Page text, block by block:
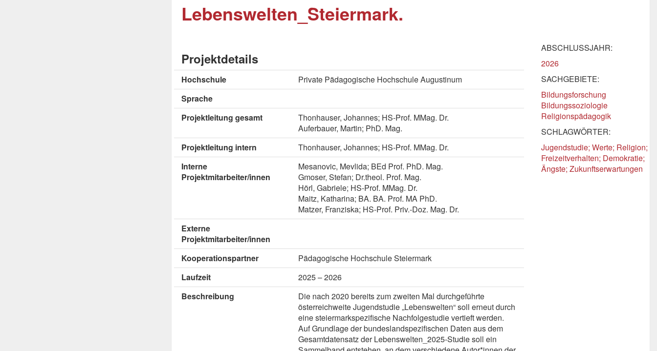
Lebenswelten_Steiermark.
Projektdetails
Hochschule
Private Pädagogische Hochschule Augustinum
Sprache
Projektleitung gesamt
Thonhauser, Johannes; HS-Prof. MMag. Dr.
Auferbauer, Martin; PhD. Mag.
Projektleitung intern
Thonhauser, Johannes; HS-Prof. MMag. Dr.
Interne
Projektmitarbeiter/innen
Mesanovic, Mevlida; BEd Prof. PhD. Mag.
Gmoser, Stefan; Dr.theol. Prof. Mag.
Hörl, Gabriele; HS-Prof. MMag. Dr.
Maitz, Katharina; BA. BA. Prof. MA PhD.
Matzer, Franziska; HS-Prof. Priv.-Doz. Mag. Dr.
Externe
Projektmitarbeiter/innen
Kooperationspartner
Pädagogische Hochschule Steiermark
Laufzeit
2025 – 2026
Beschreibung
Die nach 2020 bereits zum zweiten Mal durchgeführte
österreichweite Jugendstudie „Lebenswelten“ soll erneut durch
eine steiermarkspezifische Nachfolgestudie vertieft werden.
Auf Grundlage der bundeslandspezifischen Daten aus dem
Gesamtdatensatz der Lebenswelten_2025-Studie soll ein
ABSCHLUSSJAHR:
2026
SACHGEBIETE:
Bildungsforschung
Bildungssoziologie
Religionspädagogik
SCHLAGWÖRTER:
Jugendstudie; Werte; Religion;
Freizeitverhalten; Demokratie;
Ängste; Zukunftserwartungen